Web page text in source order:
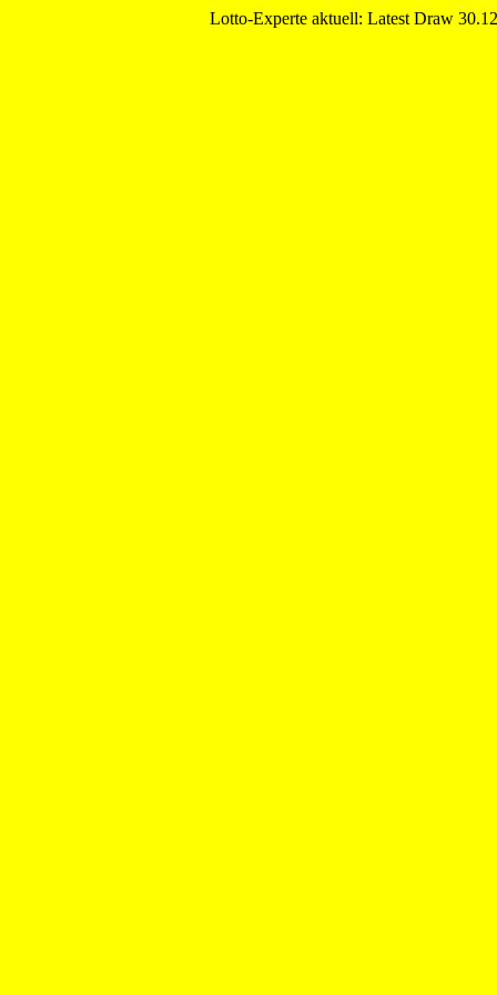
Lotto-Experte aktuell: Latest Draw